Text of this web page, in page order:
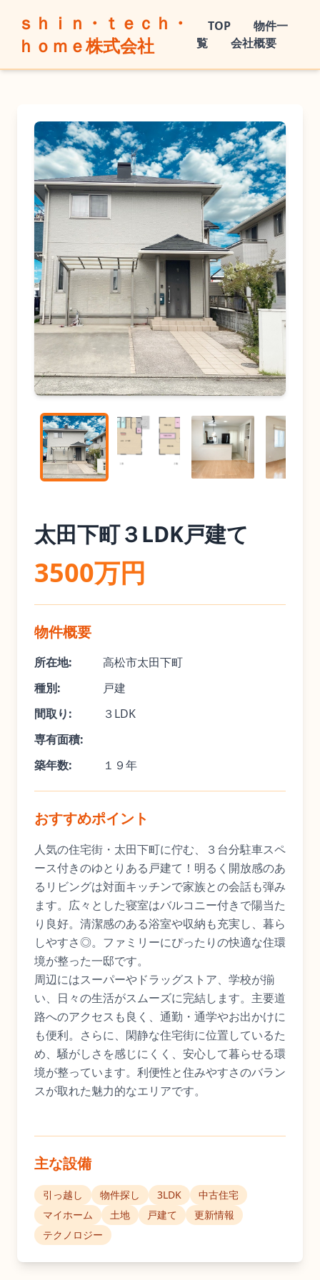
ｓｈｉｎ・ｔｅｃｈ・
ｈｏｍｅ株式会社
TOP
物件一
覧
会社概要
太田下町３LDK戸建て
3500万円
物件概要
所在地:
高松市太田下町
種別:
戸建
間取り:
３LDK
専有面積:
築年数:
１９年
おすすめポイント
人気の住宅街・太田下町に佇む、３台分駐車スペ
ース付きのゆとりある戸建て！明るく開放感のあ
るリビングは対面キッチンで家族との会話も弾み
ます。広々とした寝室はバルコニー付きで陽当た
り良好。清潔感のある浴室や収納も充実し、暮ら
しやすさ◎。ファミリーにぴったりの快適な住環
境が整った一邸です。
周辺にはスーパーやドラッグストア、学校が揃
い、日々の生活がスムーズに完結します。主要道
路へのアクセスも良く、通勤・通学やお出かけに
も便利。さらに、閑静な住宅街に位置しているた
め、騒がしさを感じにくく、安心して暮らせる環
境が整っています。利便性と住みやすさのバラン
スが取れた魅力的なエリアです。
主な設備
引っ越し 物件探し 3LDK
中古住宅
マイホーム
土地 戸建て
更新情報
テクノロジー